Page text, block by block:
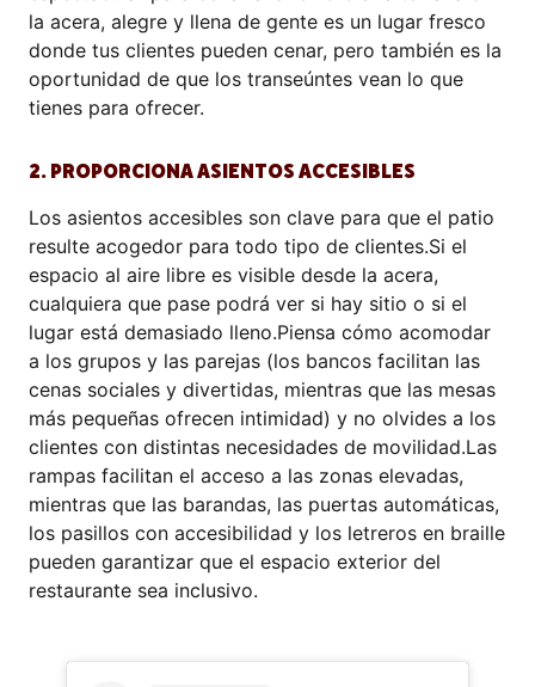
la acera, alegre y llena de gente es un lugar fresco
donde tus clientes pueden cenar, pero también es la
oportunidad de que los transeúntes vean lo que
tienes para ofrecer.
2. PROPORCIONA ASIENTOS ACCESIBLES
Los asientos accesibles son clave para que el patio
resulte acogedor para todo tipo de clientes.Si el
espacio al aire libre es visible desde la acera,
cualquiera que pase podrá ver si hay sitio o si el
lugar está demasiado lleno.Piensa cómo acomodar
a los grupos y las parejas (los bancos facilitan las
cenas sociales y divertidas, mientras que las mesas
más pequeñas ofrecen intimidad) y no olvides a los
clientes con distintas necesidades de movilidad.Las
rampas facilitan el acceso a las zonas elevadas,
mientras que las barandas, las puertas automáticas,
los pasillos con accesibilidad y los letreros en braille
pueden garantizar que el espacio exterior del
restaurante sea inclusivo.